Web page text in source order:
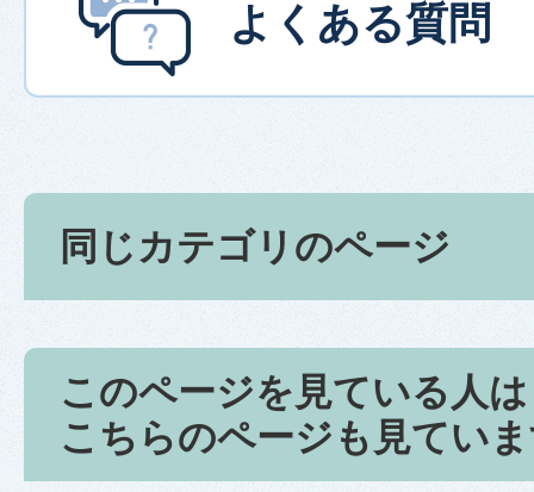
よくある質問
同じカテゴリのページ
このページを見ている人は
こちらのページも見てい